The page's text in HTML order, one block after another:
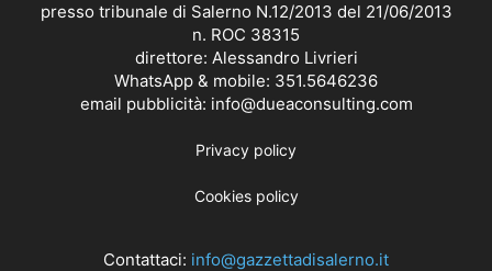
presso tribunale di Salerno N.12/2013 del 21/06/2013
n. ROC 38315
direttore: Alessandro Livrieri
WhatsApp & mobile: 351.5646236
email pubblicità: info@dueaconsulting.com
Privacy policy
Cookies policy
Contattaci: info@gazzettadisalerno.it